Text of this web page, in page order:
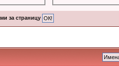
за страницу